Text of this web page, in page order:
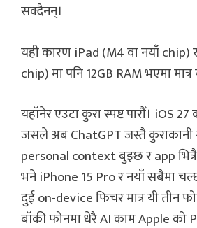
सक्दैनन्।
यही कारण iPad (M4 वा नयाँ chip)
chip) मा पनि 12GB RAM भएमा
यहाँनेर एउटा कुरा स्पष्ट पारौँ। iOS
जसले अब ChatGPT जस्तै कुराकानी
personal context बुझ्छ र app
भने iPhone 15 Pro र नयाँ सबैमा
दुई on-device फिचर मात्र यी तीन
बाँकी फोनमा धेरै AI काम Apple को